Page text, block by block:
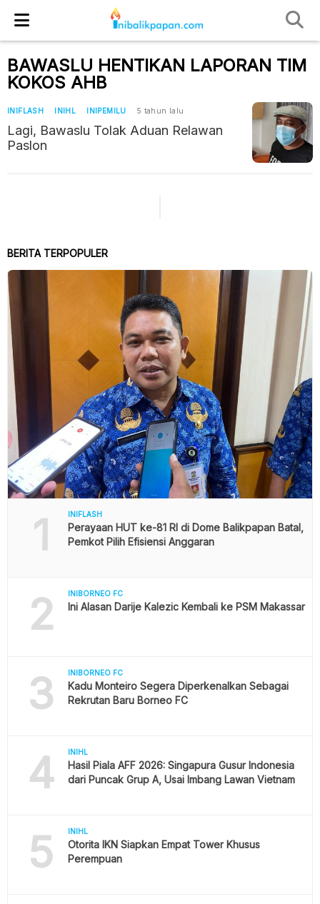
BAWASLU HENTIKAN LAPORAN TIM
KOKOS AHB
INIFLASH INIHL INIPEMILU 5 tahun lalu
Lagi, Bawaslu Tolak Aduan Relawan
Paslon
BERITA TERPOPULER
1 INIFLASH
Perayaan HUT ke-81 RI di Dome Balikpapan Batal,
Pemkot Pilih Efisiensi Anggaran
2 INIBORNEO FC
Ini Alasan Darije Kalezic Kembali ke PSM Makassar
3 INIBORNEO FC
Kadu Monteiro Segera Diperkenalkan Sebagai
Rekrutan Baru Borneo FC
4 INIHL
Hasil Piala AFF 2026: Singapura Gusur Indonesia
dari Puncak Grup A, Usai Imbang Lawan Vietnam
5 INIHL
Otorita IKN Siapkan Empat Tower Khusus
Perempuan